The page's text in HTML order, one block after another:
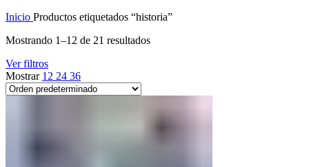
Inicio Productos etiquetados “historia”
Mostrando 1–12 de 21 resultados
Ver filtros
Mostrar 12 24 36